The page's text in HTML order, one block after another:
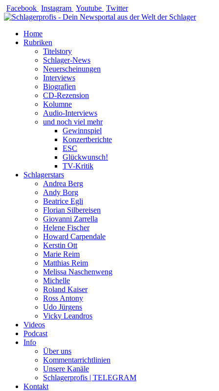
Zum
Inhalt
Facebook Instagram Youtube Twitter
Home
Rubriken
Titelstory
Schlager-News
Neuerscheinungen
Interviews
Biografien
CD-Rezension
Kolumne
Audio-Interviews
und noch viel mehr
Gewinnspiel
Konzertberichte
ESC
Glückwunsch!
TV-Kritik
Schlagerstars
Andrea Berg
Andy Borg
Beatrice Egli
Florian Silbereisen
Giovanni Zarrella
Helene Fischer
Howard Carpendale
Kerstin Ott
Marie Reim
Matthias Reim
Melissa Naschenweng
Michelle
Roland Kaiser
Ross Antony
Udo Jürgens
Vicky Leandros
Videos
Podcast
Info
Über uns
Kommentarrichtlinien
Unsere Kanäle
Schlagerprofis | TELEGRAM
Kontakt